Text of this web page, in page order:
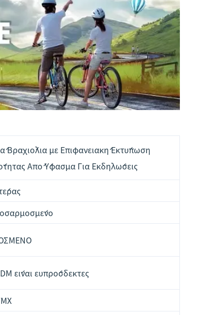
Βραχιόλια με Επιφανειακή Εκτύπωση
Από Ύφασμα Για Εκδηλώσεις
είναι ευπρόσδεκτες